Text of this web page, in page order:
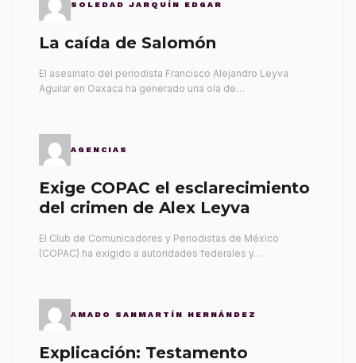
SOLEDAD JARQUÍN EDGAR
La caída de Salomón
El asesinato del periodista Francisco Alejandro Leyva
Aguilar en Oaxaca ha generado una ola de…
AGENCIAS
Exige COPAC el esclarecimiento
del crimen de Alex Leyva
El Club de Comunicadores y Periodistas de México
(COPAC) ha exigido a autoridades federales y…
AMADO SANMARTÍN HERNÁNDEZ
Explicación: Testamento